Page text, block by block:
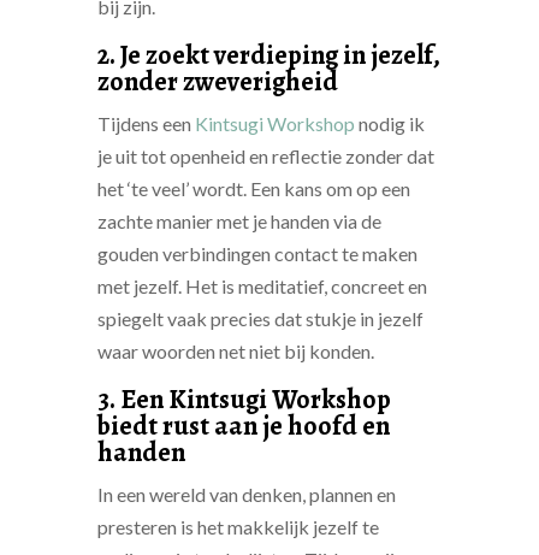
bij zijn.
2. Je zoekt verdieping in jezelf,
zonder zweverigheid
Tijdens een Kintsugi Workshop nodig ik
je uit tot openheid en reflectie zonder dat
het ‘te veel’ wordt. Een kans om op een
zachte manier met je handen via de
gouden verbindingen contact te maken
met jezelf. Het is meditatief, concreet en
spiegelt vaak precies dat stukje in jezelf
waar woorden net niet bij konden.
3. Een Kintsugi Workshop
biedt rust aan je hoofd en
handen
In een wereld van denken, plannen en
presteren is het makkelijk jezelf te